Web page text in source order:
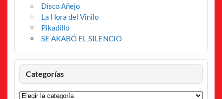
Disco Añejo
La Hora del Vinilo
Pikadillo
SE AKABÓ EL SILENCIO
Categorías
Categorías